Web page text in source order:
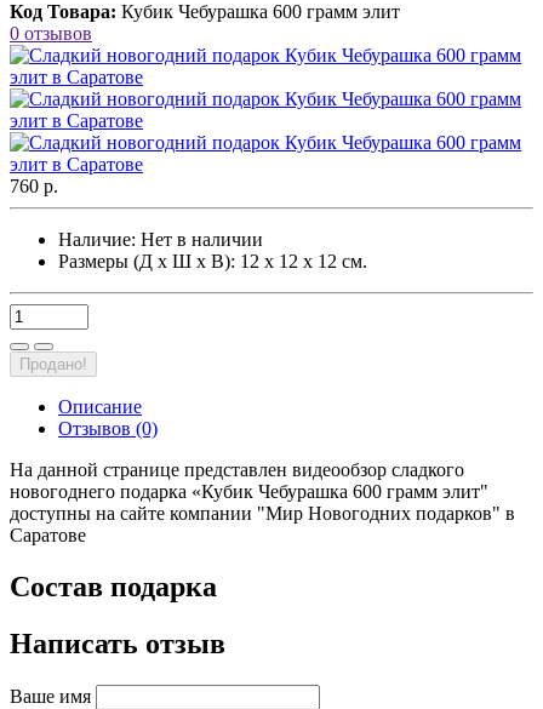
Код Товара: Кубик Чебурашка 600 грамм элит
0 отзывов
760 р.
Наличие: Нет в наличии
Размеры (Д х Ш х В): 12 х 12 х 12 см.
Продано!
Описание
Отзывов (0)
На данной странице представлен видеообзор сладкого
новогоднего подарка «Кубик Чебурашка 600 грамм элит"
доступны на сайте компании "Мир Новогодних подарков" в
Саратове
Состав подарка
Написать отзыв
Ваше имя